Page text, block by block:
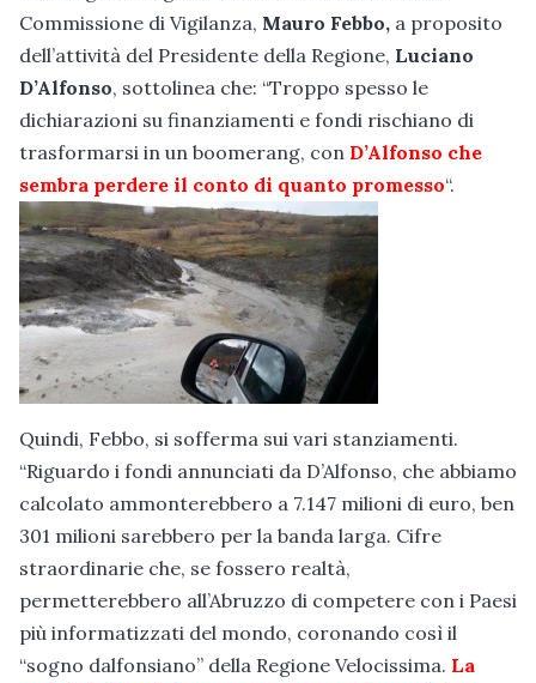
Commissione di Vigilanza, Mauro Febbo, a proposito
dell’attività del Presidente della Regione, Luciano
D’Alfonso, sottolinea che: “Troppo spesso le
dichiarazioni su finanziamenti e fondi rischiano di
trasformarsi in un boomerang, con D’Alfonso che
sembra perdere il conto di quanto promesso“.
Quindi, Febbo, si sofferma sui vari stanziamenti.
“Riguardo i fondi annunciati da D’Alfonso, che abbiamo
calcolato ammonterebbero a 7.147 milioni di euro, ben
301 milioni sarebbero per la banda larga. Cifre
straordinarie che, se fossero realtà,
permetterebbero all’Abruzzo di competere con i Paesi
più informatizzati del mondo, coronando così il
“sogno dalfonsiano” della Regione Velocissima. La